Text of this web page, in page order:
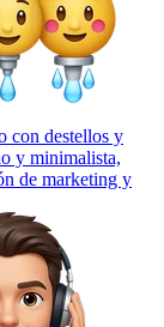
con destellos y
y minimalista,
de marketing y